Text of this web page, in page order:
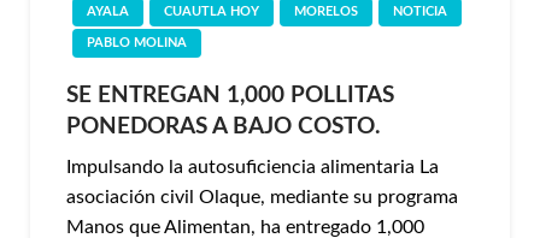
AYALA CUAUTLA HOY MORELOS NOTICIA
PABLO MOLINA
SE ENTREGAN 1,000 POLLITAS
PONEDORAS A BAJO COSTO.
Impulsando la autosuficiencia alimentaria La
asociación civil Olaque, mediante su programa
Manos que Alimentan, ha entregado 1,000